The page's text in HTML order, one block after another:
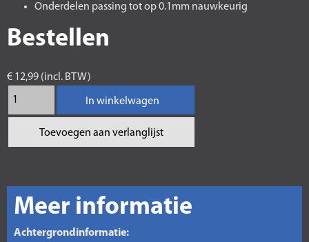
Onderdelen passing tot op 0.1mm nauwkeurig
Bestellen
€ 12,99 (incl. BTW)
In winkelwagen
Toevoegen aan verlanglijst
Meer informatie
Achtergrondinformatie: